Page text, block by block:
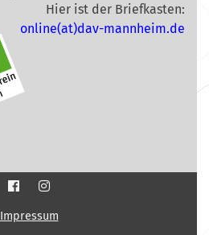
Hier ist der Briefkasten:
online(at)dav-mannheim.de
Impressum